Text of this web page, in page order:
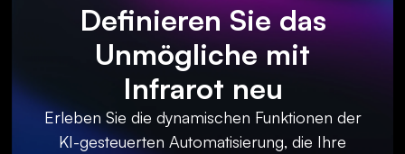
Definieren Sie das
Unmögliche mit
Infrarot neu
Erleben Sie die dynamischen Funktionen der
KI-gesteuerten Automatisierung, die Ihre